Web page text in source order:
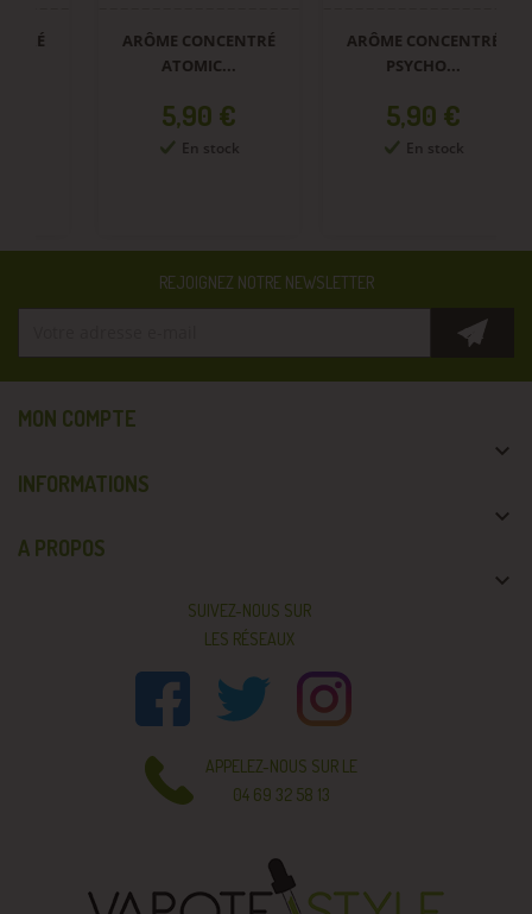
ARÔME CONCENTRÉ
ATOMIC...
5,90 €
En stock
ARÔME CONCENTRÉ
PSYCHO...
5,90 €
En stock
REJOIGNEZ NOTRE NEWSLETTER
MON COMPTE

INFORMATIONS

A PROPOS

SUIVEZ-NOUS SUR
LES RÉSEAUX
APPELEZ-NOUS SUR LE
04 69 32 58 13